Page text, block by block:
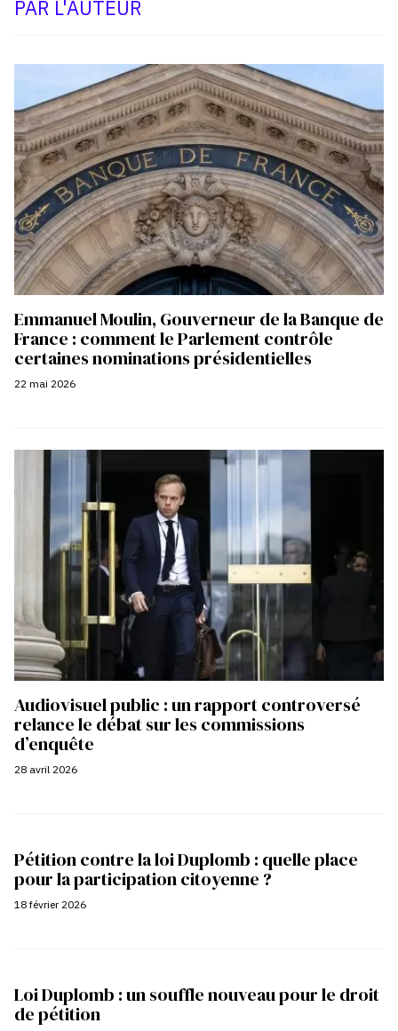
PAR L'AUTEUR
Emmanuel Moulin, Gouverneur de la Banque de
France : comment le Parlement contrôle
certaines nominations présidentielles
22 mai 2026
Audiovisuel public : un rapport controversé
relance le débat sur les commissions
d’enquête
28 avril 2026
Pétition contre la loi Duplomb : quelle place
pour la participation citoyenne ?
18 février 2026
Loi Duplomb : un souffle nouveau pour le droit
de pétition